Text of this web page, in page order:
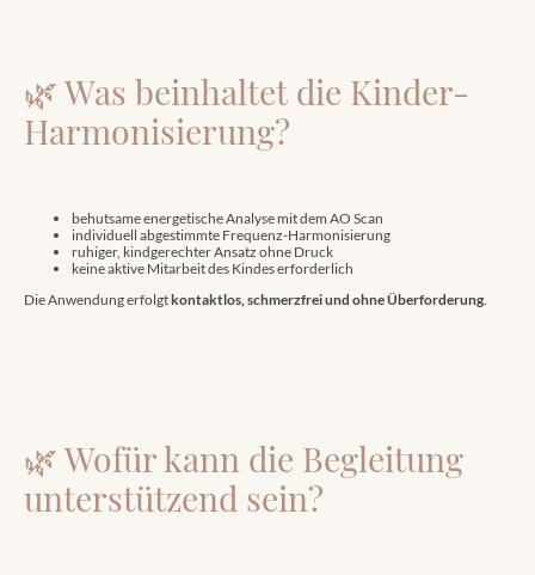
🌿 Was beinhaltet die Kinder-
Harmonisierung?
behutsame energetische Analyse mit dem AO Scan
individuell abgestimmte Frequenz-Harmonisierung
ruhiger, kindgerechter Ansatz ohne Druck
keine aktive Mitarbeit des Kindes erforderlich
Die Anwendung erfolgtkontaktlos, schmerzfrei und ohne Überforderung.
🌿 Wofür kann die Begleitung
unterstützend sein?